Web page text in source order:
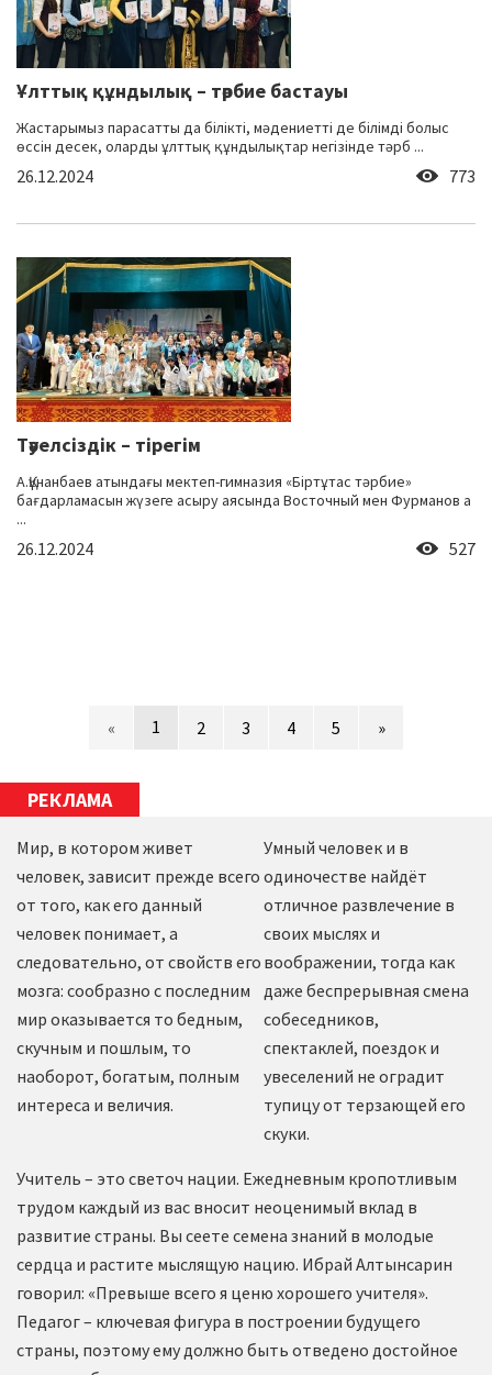
Ұлттық құндылық – тәрбие бастауы
Жастарымыз парасатты да білікті, мәдениетті де білімді болыс
өссін десек, оларды ұлттық құндылықтар негізінде тәрб ...
26.12.2024 773
Тәуелсіздік – тірегім
А.Құнанбаев атындағы мектеп-гимназия «Біртұтас тәрбие»
бағдарламасын жүзеге асыру аясында Восточный мен Фурманов а
...
26.12.2024 527
« 1 2 3 4 5 »
РЕКЛАМА
Мир, в котором живет
человек, зависит прежде всего
от того, как его данный
человек понимает, а
следовательно, от свойств его
мозга: сообразно с последним
мир оказывается то бедным,
скучным и пошлым, то
наоборот, богатым, полным
интереса и величия.
Умный человек и в
одиночестве найдёт
отличное развлечение в
своих мыслях и
воображении, тогда как
даже беспрерывная смена
собеседников,
спектаклей, поездок и
увеселений не оградит
тупицу от терзающей его
скуки.
Учитель – это светоч нации. Ежедневным кропотливым
трудом каждый из вас вносит неоценимый вклад в
развитие страны. Вы сеете семена знаний в молодые
сердца и растите мыслящую нацию. Ибрай Алтынсарин
говорил: «Превыше всего я ценю хорошего учителя».
Педагог – ключевая фигура в построении будущего
страны, поэтому ему должно быть отведено достойное